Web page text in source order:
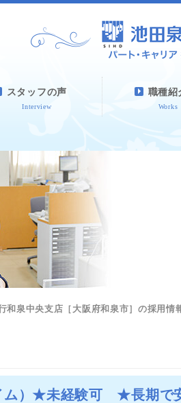
スタッフの声
Interview
職種紹
Works
和泉中央支店［大阪府和泉市］の採用情
ム）★未経験可 ★長期で